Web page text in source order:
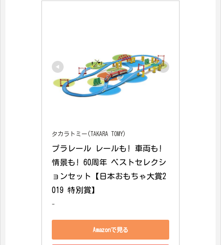
タカラトミー(TAKARA TOMY)
プラレール レールも! 車両も!
情景も! 60周年 ベストセレクシ
ョンセット【日本おもちゃ大賞2
019 特別賞】
-
Amazonで見る